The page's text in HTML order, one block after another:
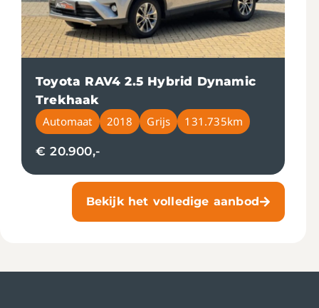
Toyota RAV4 2.5 Hybrid Dynamic
Trekhaak
Automaat
2018 Grijs 131.735km
€ 20.900,-
Bekijk het volledige aanbod